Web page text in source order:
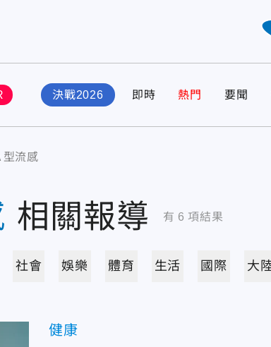
決戰2026 即時 熱門 要聞
型流感
相關報導 有 6 項結果
社會 娛樂 體育 生活 國際 大
健康